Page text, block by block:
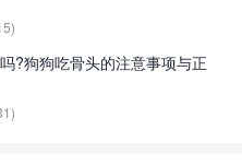
?狗狗吃骨头的注意事项与正